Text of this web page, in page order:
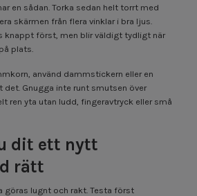
en sådan. Torka sedan helt torrt med
skärmen från flera vinklar i bra ljus.
knappt först, men blir väldigt tydligt när
plats.
använd dammstickern eller en
Gnugga inte runt smutsen över
ren yta utan ludd, fingeravtryck eller små
dit ett nytt
rätt
göras lugnt och rakt. Testa först